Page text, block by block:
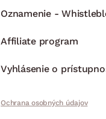
Oznamenie -
Affiliate program
Vyhlásenie o
Ochrana osobných údajov